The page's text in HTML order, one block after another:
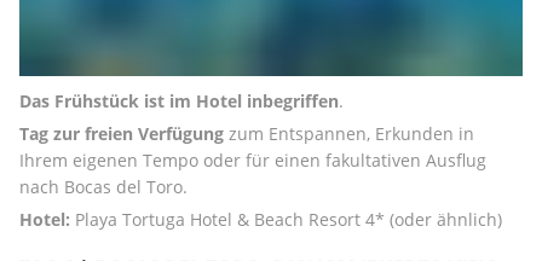
Das Frühstück ist im Hotel inbegriffen.
Tag zur freien Verfügung zum Entspannen, Erkunden in
Ihrem eigenen Tempo oder für einen fakultativen Ausflug
nach Bocas del Toro.
Hotel: Playa Tortuga Hotel & Beach Resort 4* (oder ähnlich)